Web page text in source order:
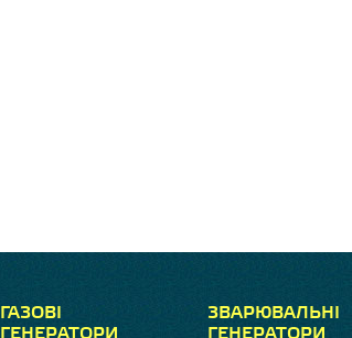
ГАЗОВІ
ЗВАРЮВАЛЬНІ